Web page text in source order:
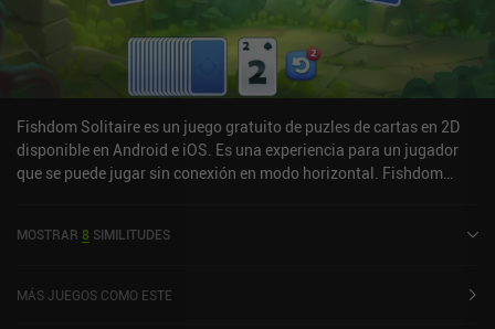
busque un poco de estrategia en su solitario puede hincarle el
Fishdom Solitaire es un juego gratuito de puzles de cartas en 2D
disponible en Android e iOS. Es una experiencia para un jugador
que se puede jugar sin conexión en modo horizontal. Fishdom
de iOS.
MOSTRAR 8 SIMILITUDES
MÁS JUEGOS COMO ESTE